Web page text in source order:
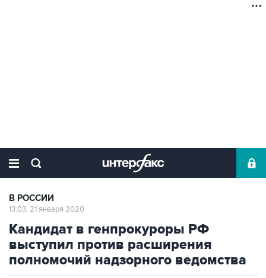
В РОССИИ
13:03, 21 января 2020
Кандидат в генпрокуроры РФ
выступил против расширения
полномочий надзорного ведомства